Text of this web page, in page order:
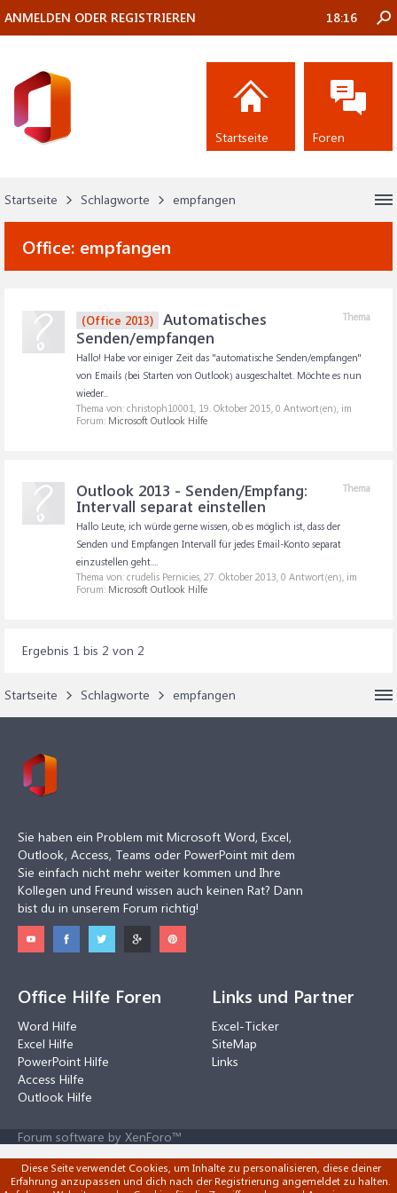
Startseite Schlagworte empfangen
Office: empfangen
Thema
(Office 2013)
Automatisches
Senden/empfangen
Hallo! Habe vor einiger Zeit das "automatische Senden/empfangen"
von Emails (bei Starten von Outlook) ausgeschaltet. Möchte es nun
wieder...
Thema von: christoph10001, 19. Oktober 2015, 0 Antwort(en), im
Forum: Microsoft Outlook Hilfe
Thema
Outlook 2013 - Senden/Empfang:
Intervall separat einstellen
Hallo Leute, ich würde gerne wissen, ob es möglich ist, dass der
Senden und Empfangen Intervall für jedes Email-Konto separat
einzustellen geht....
Thema von: crudelis Pernicies, 27. Oktober 2013, 0 Antwort(en), im
Forum: Microsoft Outlook Hilfe
Ergebnis 1 bis 2 von 2
Startseite Schlagworte empfangen
ANMELDEN ODER REGISTRIEREN 18:16
Startseite Foren
Sie haben ein Problem mit Microsoft Word, Excel,
Outlook, Access, Teams oder PowerPoint mit dem
Sie einfach nicht mehr weiter kommen und Ihre
Kollegen und Freund wissen auch keinen Rat? Dann
bist du in unserem Forum richtig!
Office Hilfe Foren
Word Hilfe
Excel Hilfe
PowerPoint Hilfe
Access Hilfe
Outlook Hilfe
Links und Partner
Excel-Ticker
SiteMap
Links
Forum software by XenForo™
Diese Seite verwendet Cookies, um Inhalte zu personalisieren, diese deiner
Erfahrung anzupassen und dich nach der Registrierung angemeldet zu halten.